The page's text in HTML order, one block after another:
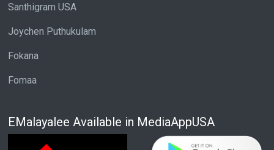
Santhigram USA
Joychen Puthukulam
Fokana
Fomaa
EMalayalee Available in MediaAppUSA